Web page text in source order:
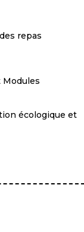
repas
écologique et